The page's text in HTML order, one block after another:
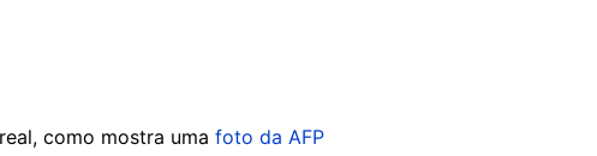
como mostra uma foto da AFP